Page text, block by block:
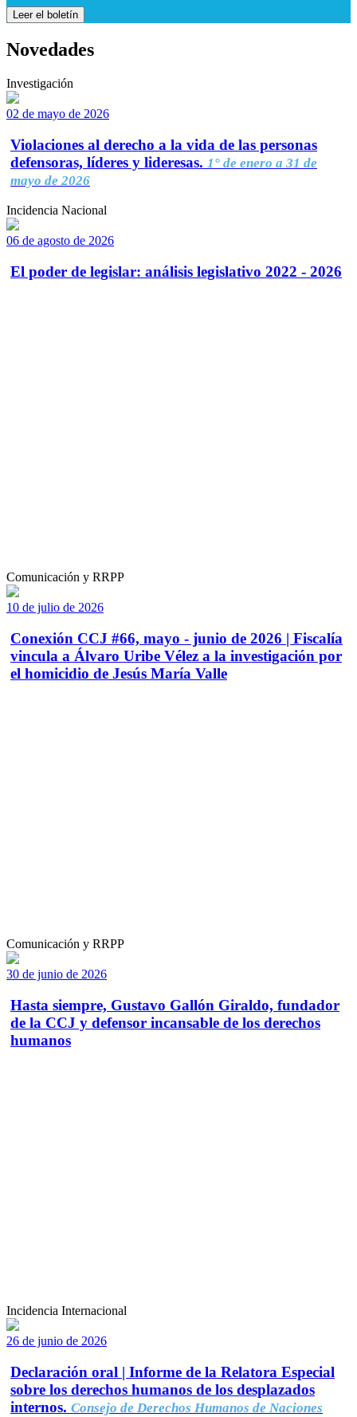
Leer el boletín
Novedades
Investigación
02 de mayo de 2026
Violaciones al derecho a la vida de las personas
defensoras, líderes y lideresas. 1° de enero a 31 de
mayo de 2026
Incidencia Nacional
06 de agosto de 2026
El poder de legislar: análisis legislativo 2022 - 2026
Comunicación y RRPP
10 de julio de 2026
Conexión CCJ #66, mayo - junio de 2026 | Fiscalía
vincula a Álvaro Uribe Vélez a la investigación por
el homicidio de Jesús María Valle
Comunicación y RRPP
30 de junio de 2026
Hasta siempre, Gustavo Gallón Giraldo, fundador
de la CCJ y defensor incansable de los derechos
humanos
Incidencia Internacional
26 de junio de 2026
Declaración oral | Informe de la Relatora Especial
sobre los derechos humanos de los desplazados
internos. Consejo de Derechos Humanos de Naciones